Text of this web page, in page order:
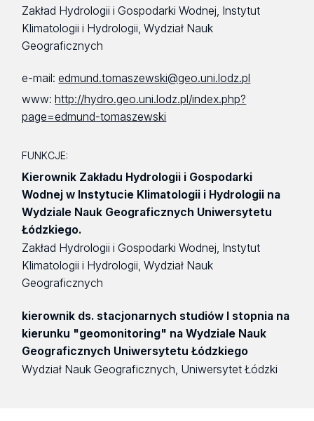
Zakład Hydrologii i Gospodarki Wodnej, Instytut
Klimatologii i Hydrologii, Wydział Nauk
Geograficznych
e-mail:edmund.tomaszewski@geo.uni.lodz.pl
www:http://hydro.geo.uni.lodz.pl/index.php?
page=edmund-tomaszewski
FUNKCJE:
Kierownik Zakładu Hydrologii i Gospodarki
Wodnej w Instytucie Klimatologii i Hydrologii na
Wydziale Nauk Geograficznych Uniwersytetu
Łódzkiego.
Zakład Hydrologii i Gospodarki Wodnej, Instytut
Klimatologii i Hydrologii, Wydział Nauk
Geograficznych
kierownik ds. stacjonarnych studiów I stopnia na
kierunku "geomonitoring" na Wydziale Nauk
Geograficznych Uniwersytetu Łódzkiego
Wydział Nauk Geograficznych, Uniwersytet Łódzki